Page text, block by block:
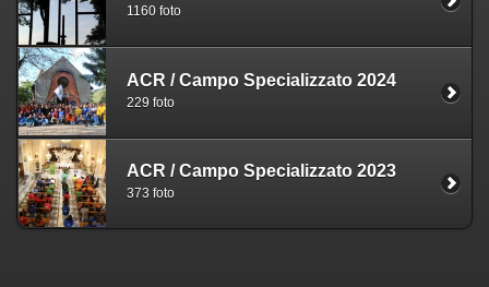
1160 foto
ACR /Campo Specializzato 2024
229 foto
ACR /Campo Specializzato 2023
373 foto